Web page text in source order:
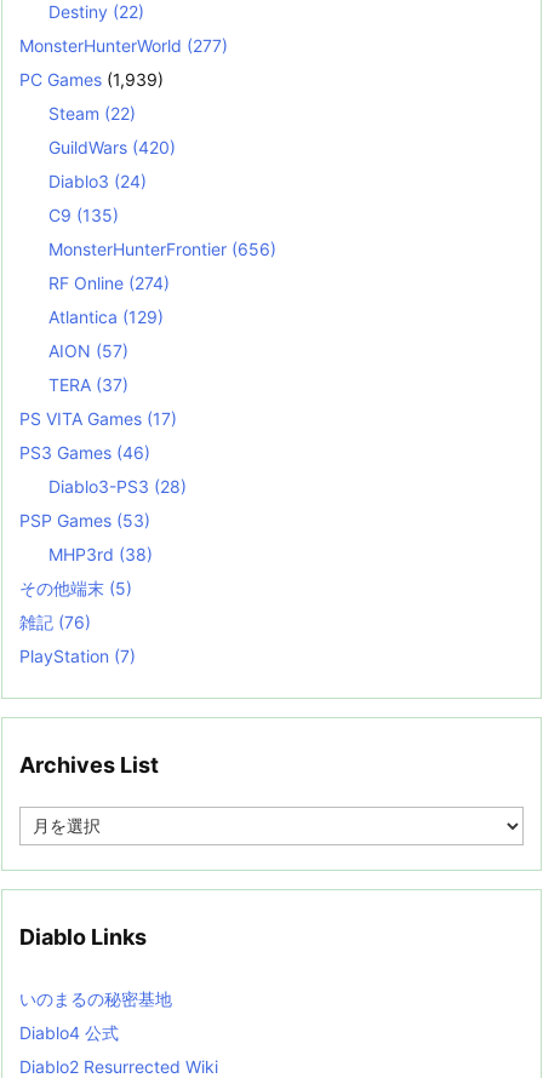
Destiny (22)
MonsterHunterWorld (277)
PC Games (1,939)
Steam (22)
GuildWars (420)
Diablo3 (24)
C9 (135)
MonsterHunterFrontier (656)
RF Online (274)
Atlantica (129)
AION (57)
TERA (37)
PS VITA Games (17)
PS3 Games (46)
Diablo3-PS3 (28)
PSP Games (53)
MHP3rd (38)
その他端末 (5)
雑記 (76)
PlayStation (7)
Archives List
e
i
s
t
Diablo Links
いのまるの秘密基地
Diablo4 公式
Diablo2 Resurrected Wiki